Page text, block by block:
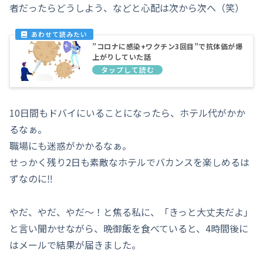
者だったらどうしよう、などと心配は次から次へ（笑）
”コロナに感染+ワクチン3回目”で抗体価が爆
上がりしていた話
10日間もドバイにいることになったら、ホテル代がかか
るなぁ。
職場にも迷惑がかかるなぁ。
せっかく残り2日も素敵なホテルでバカンスを楽しめるは
ずなのに‼️
やだ、やだ、やだ〜！と焦る私に、「きっと大丈夫だよ」
と言い聞かせながら、晩御飯を食べていると、4時間後に
はメールで結果が届きました。